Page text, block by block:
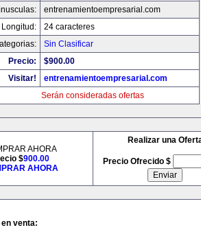
entrenamientoempresarial.com
Longitud:
24 caracteres
Sin Clasificar
Precio:
$900.00
Visitar!
entrenamientoempresarial.com
Serán consideradas ofertas
AHORA
$900.00
AHORA
Realizar una
Precio Ofrecido $
venta: